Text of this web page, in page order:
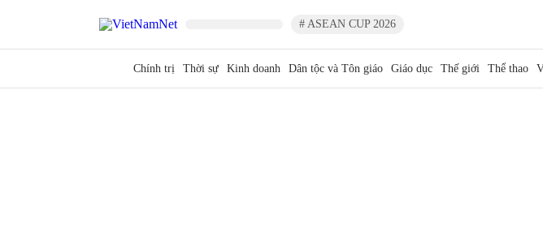
# ASEAN CUP 2026
Chính trị Thời sự Kinh doanh Dân tộc và Tôn giáo Giáo dục Thế giới Thể thao